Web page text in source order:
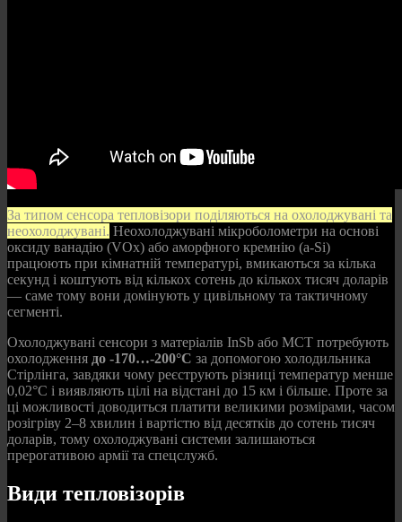
За типом сенсора тепловізори поділяються на охолоджувані та
неохолоджувані. Неохолоджувані мікроболометри на основі
оксиду ванадію (VOx) або аморфного кремнію (a-Si)
працюють при кімнатній температурі, вмикаються за кілька
секунд і коштують від кількох сотень до кількох тисяч доларів
— саме тому вони домінують у цивільному та тактичному
сегменті.
Охолоджувані сенсори з матеріалів InSb або MCT потребують
охолодження до -170…-200°C за допомогою холодильника
Стірлінга, завдяки чому реєструють різниці температур менше
0,02°C і виявляють цілі на відстані до 15 км і більше. Проте за
ці можливості доводиться платити великими розмірами, часом
розігріву 2–8 хвилин і вартістю від десятків до сотень тисяч
доларів, тому охолоджувані системи залишаються
прерогативою армії та спецслужб.
Види тепловізорів